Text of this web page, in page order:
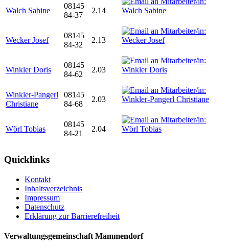
Walch Sabine
08145
84-37
2.14
Wecker Josef
08145
84-32
2.13
Winkler Doris
08145
84-62
2.03
Winkler-Pangerl
Christiane
08145
84-68
2.03
Wörl Tobias
08145
84-21
2.04
Quicklinks
Kontakt
Inhaltsverzeichnis
Impressum
Datenschutz
Erklärung zur Barrierefreiheit
Verwaltungsgemeinschaft Mammendorf